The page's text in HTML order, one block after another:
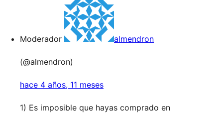
Moderador almendron
(@almendron)
hace 4 años, 11 meses
1) Es imposible que hayas comprado en